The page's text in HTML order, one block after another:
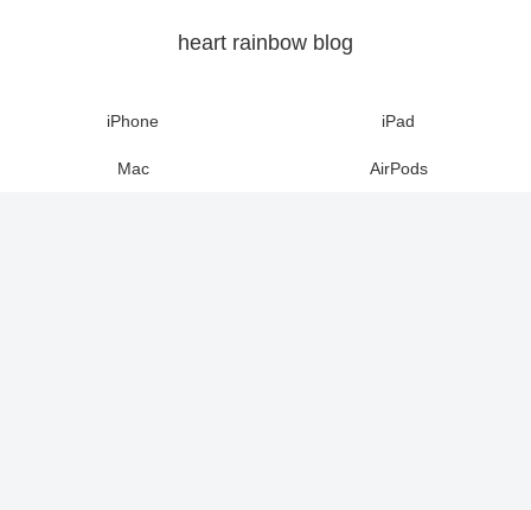
heart rainbow blog
iPhone iPad
Mac AirPods